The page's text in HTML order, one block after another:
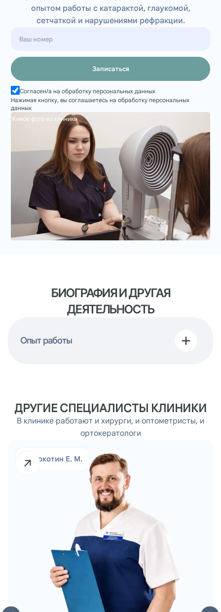
опытом работы с катарактой, глаукомой,
сетчаткой и нарушениями рефракции.
Записаться
Согласен/а на обработку персональных данных
Нажимая кнопку, вы соглашаетесь на обработку персональных
данных
Живое фото из клиники
БИОГРАФИЯ И ДРУГАЯ
ДЕЯТЕЛЬНОСТЬ
Опыт работы
ДРУГИЕ СПЕЦИАЛИСТЫ КЛИНИКИ
В клинике работают и хирурги, и оптометристы, и
ортокератологи
Молокотин Е. М.